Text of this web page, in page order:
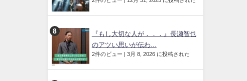
『もし大切な人が．．．』長瀬智也
のアツい思いが伝わ...
2件のビュー | 3月 8, 2026 に投稿された